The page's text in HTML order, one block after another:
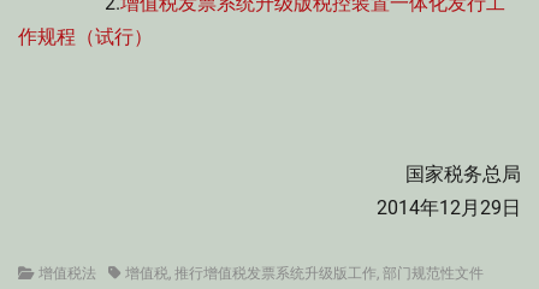
作规程（试行）
国家税务总局
2014年12月29日
Categories
增值税法 Tags增值税, 推行增值税发票系统升级版工作, 部门规范性文件